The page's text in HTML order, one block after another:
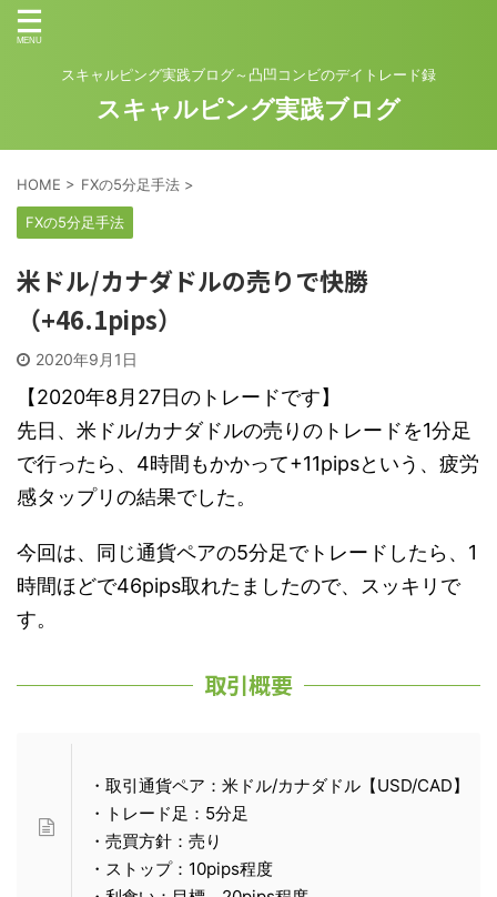
スキャルピング実践ブログ～凸凹コンビのデイトレード録
スキャルピング実践ブログ
HOME > FXの5分足手法 >
FXの5分足手法
米ドル/カナダドルの売りで快勝
（+46.1pips）
2020年9月1日
【2020年8月27日のトレードです】
先日、米ドル/カナダドルの売りのトレードを1分足
で行ったら、4時間もかかって+11pipsという、疲労
感タップリの結果でした。
今回は、同じ通貨ペアの5分足でトレードしたら、1
時間ほどで46pips取れたましたので、スッキリで
す。
取引概要
・取引通貨ペア：米ドル/カナダドル【USD/CAD】
・トレード足：5分足
・売買方針：売り
・ストップ：10pips程度